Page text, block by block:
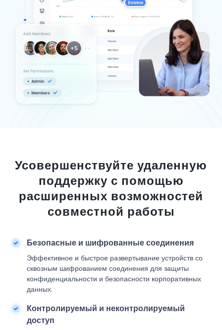
Усовершенствуйте удаленную
поддержку с помощью
расширенных возможностей
совместной работы
Безопасные и шифрованные соединения
Эффективное и быстрое развертывание устройств со
сквозным шифрованием соединения для защиты
конфиденциальности и безопасности корпоративных
данных.
Контролируемый и неконтролируемый
доступ